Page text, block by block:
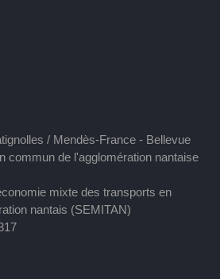
/ Mendès-France - Bellevue
commun de l'agglomération nantaise
mixte des transports en
nantais (SEMITAN)